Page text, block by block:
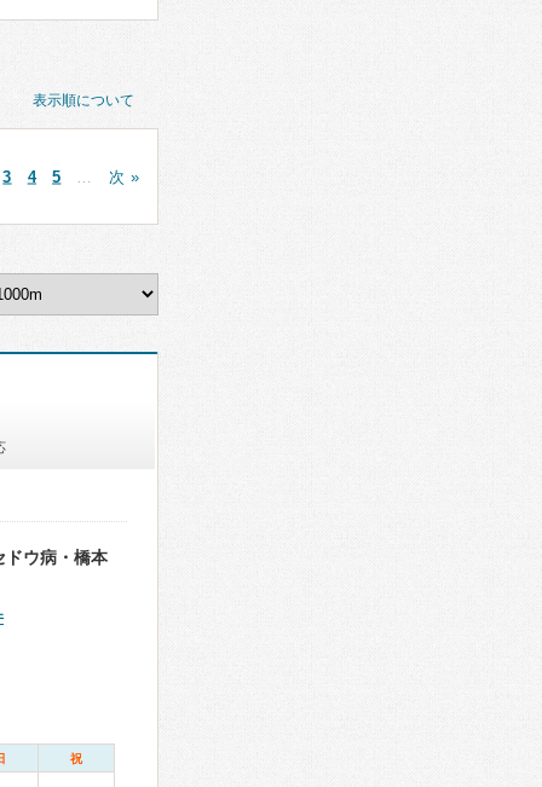
表示順について
3 4 5 次 »
ドウ病・橋本
祝